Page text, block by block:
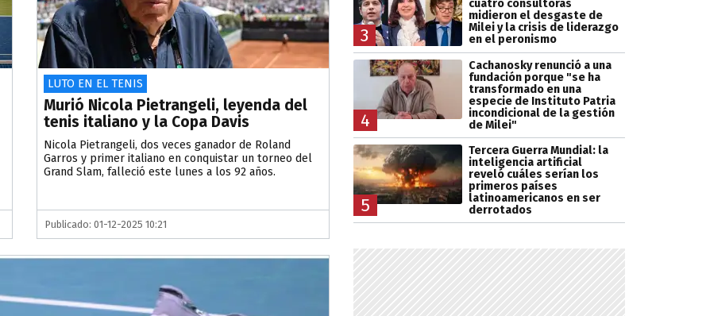
LUTO EN EL TENIS
Murió Nicola Pietrangeli, leyenda del
tenis italiano y la Copa Davis
Nicola Pietrangeli, dos veces ganador de Roland
Garros y primer italiano en conquistar un torneo del
Grand Slam, falleció este lunes a los 92 años.
Publicado: 01-12-2025 10:21
3
cuatro consultoras
midieron el desgaste de
Milei y la crisis de liderazgo
en el peronismo
4
Cachanosky renunció a una
fundación porque "se ha
transformado en una
especie de Instituto Patria
incondicional de la gestión
de Milei"
5
Tercera Guerra Mundial: la
inteligencia artificial
reveló cuáles serían los
primeros países
latinoamericanos en ser
derrotados